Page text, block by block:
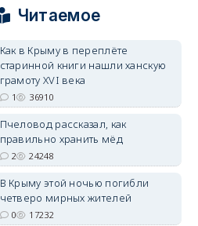
erid: 2SDnjdPjgYS
erid: 2SDnjdvhGXG
Читаемое
Как в Крыму в переплёте
старинной книги нашли ханскую
грамоту XVI века
1 36910
Пчеловод рассказал, как
правильно хранить мёд
2 24248
В Крыму этой ночью погибли
четверо мирных жителей
0 17232